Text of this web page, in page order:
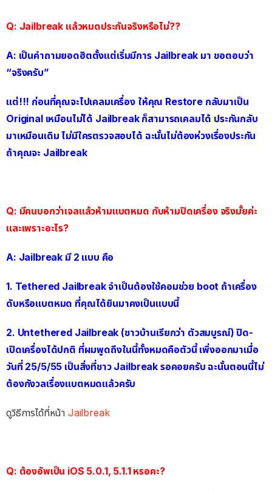
Q: Jailbreak แล้วหมดประกันจริงหรือไม่??
A: เป็นคำถามยอดฮิตตั้งแต่เริ่มมีการ Jailbreak มา ขอตอบว่า
“จริงครับ”
แต่!!! ก่อนที่คุณจะไปเคลมเครื่อง ให้คุณ Restore กลับมาเป็น
Original เหมือนไม่ได้ Jailbreak ก็สามารถเคลมได้ ประกันกลับ
มาเหมือนเดิม ไม่มีใครตรวจสอบได้ ฉะนั้นไม่ต้องห่วงเรื่องประกัน
ถ้าคุณจะ Jailbreak
Q: มีคนบอกว่าเจลแล้วห้ามแบตหมด กับห้ามปิดเครื่อง จริงมั้ยค่ะ
และเพราะอะไร?
A: Jailbreak มี 2 แบบ คือ
1. Tethered Jailbreak จำเป็นต้องใช้คอมช่วย boot ถ้าเครื่อง
ดับหรือแบตหมด ที่คุณได้ยินมาคงเป็นแบบนี้
2. Untethered Jailbreak (ชาวบ้านเรียกว่า ตัวสมบูรณ์) ปิด-
เปิดเครื่องได้ปกติ ที่ผมพูดถึงในนี้ทั้งหมดคือตัวนี้ เพิ่งออกมาเมื่อ
วันที่ 25/5/55 เป็นสิ่งที่ชาว Jailbreak รอคอยครับ ฉะนั้นตอนนี้ไม่
ต้องกังวลเรื่องแบตหมดแล้วครับ
ดูวิธีการได้ที่หน้า Jailbreak
Q: ต้องอัพเป็น iOS 5.0.1, 5.1.1 หรอคะ?